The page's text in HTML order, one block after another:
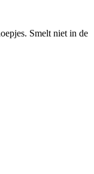
Smelt niet in de